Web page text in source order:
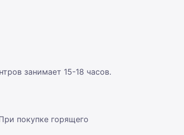
занимает 15-18 часов.
покупке горящего